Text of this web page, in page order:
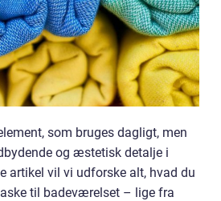
som bruges dagligt, men
og æstetisk detalje i
artikel vil vi udforske alt, hvad du
til badeværelset – lige fra